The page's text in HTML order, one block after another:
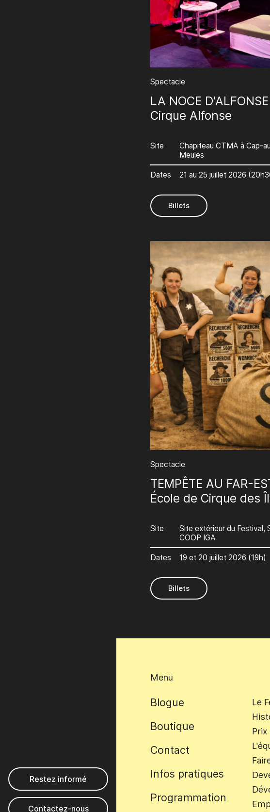
Sidebar
Menu
Restez informé
Contactez-nous
Spectacle
LA NOCE D'ALFONSE |
Cirque Alfonse
Site
Chapiteau CTMA à Cap-
Meules
Dates 21 au 25 juillet 2026
Billets
Spectacle
TEMPÊTE AU FAR-
École de Cirque des
Site
Site extérieur du Festival,
COOP IGA
Dates 19 et 20 juillet 2026 (19h)
Billets
Menu
Blogue
Boutique
Contact
Infos pratiques
Programmation
Le